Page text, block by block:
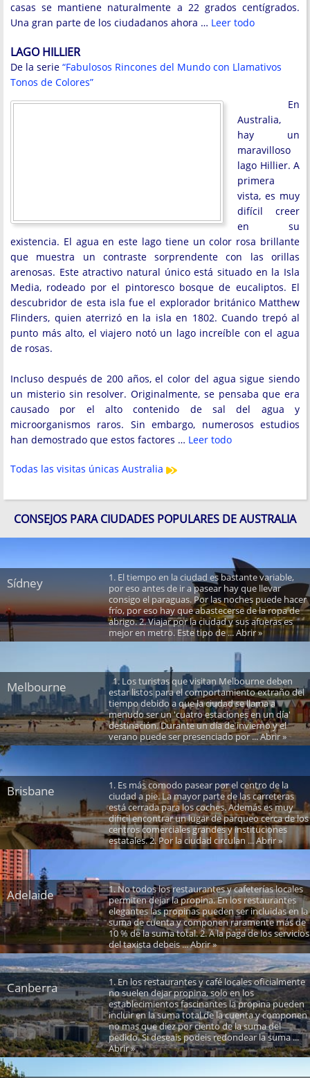
casas se mantiene naturalmente a 22 grados centígrados.
Una gran parte de los ciudadanos ahora … Leer todo
LAGO HILLIER
De la serie “Fabulosos Rincones del Mundo con Llamativos
Tonos de Colores”
En
Australia,
hay un
maravilloso
lago Hillier. A
primera
vista, es muy
difícil creer
en su
existencia. El agua en este lago tiene un color rosa brillante
que muestra un contraste sorprendente con las orillas
arenosas. Este atractivo natural único está situado en la Isla
Media, rodeado por el pintoresco bosque de eucaliptos. El
descubridor de esta isla fue el explorador británico Matthew
Flinders, quien aterrizó en la isla en 1802. Cuando trepó al
punto más alto, el viajero notó un lago increíble con el agua
de rosas.
Incluso después de 200 años, el color del agua sigue siendo
un misterio sin resolver. Originalmente, se pensaba que era
causado por el alto contenido de sal del agua y
microorganismos raros. Sin embargo, numerosos estudios
han demostrado que estos factores … Leer todo
Todas las visitas únicas Australia
CONSEJOS PARA CIUDADES POPULARES DE AUSTRALIA
Sídney
1. El tiempo en la ciudad es bastante variable,
por eso antes de ir a pasear hay que llevar
consigo el paraguas. Por las noches puede hacer
frío, por eso hay que abastecerse de la ropa de
abrigo. 2. Viajar por la ciudad y sus afueras es
mejor en metro. Este tipo de ... Abrir »
Melbourne
1. Los turistas que visitan Melbourne deben
estar listos para el comportamiento extraño del
tiempo debido a que la ciudad se llama a
menudo ser un 'cuatro estaciones en un día'
destinación. Durante un día de invierno y el
verano puede ser presenciado por ... Abrir »
Brisbane
1. Es más comodo pasear por el centro de la
ciudad a pie. La mayor parte de las carreteras
está cerrada para los coches. Además es muy
dificil encontrar un lugar de parqueo cerca de los
centros comerciales grandes y instituciones
estatales. 2. Por la ciudad circulan ... Abrir »
Adelaide
1. No todos los restaurantes y cafeterías locales
permiten dejar la propina. En los restaurantes
elegantes las propinas pueden ser incluidas en la
suma de cuenta y componen raramente más de
10 % de la suma total. 2. A la paga de los servicios
del taxista debeis ... Abrir »
Canberra
1. En los restaurantes y café locales oficialmente
no suelen dejar propina, solo en los
establecimientos fascinantes la propina pueden
incluir en la suma total de la cuenta y componen
no mas que diez por ciento de la suma del
pedido. Si deseais podeis redondear la suma ...
Abrir »